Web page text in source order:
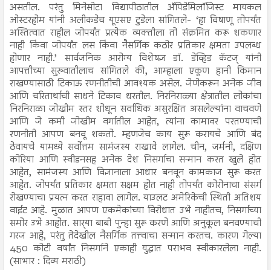
असतील. परंतु मिनेसोटा विद्यापीठातील अ‍ॅपिडेमिलॉजिस्ट मायकल
ओस्टरहोम यांनी अलीकडेच यूएसए टुडेला सांगितले- ‘हा विषाणू तोपर्यंत
अस्तित्वात राहील जोपर्यंत प्रत्येक व्यक्तीला तो संक्रमित करू शकणार
नाही किंवा जोपर्यंत लस किंवा नैसर्गिक कठोर प्रतिकार क्षमता उपलब्ध
होणार नाही.’ सार्वजनिक आरोग्य विशेषज्ञ डॉ. डेव्हिड कॅटज् यांनी
आपत्तीच्या सुरुवातीलाच सांगितले की, आम्हाला एकूण हानी किमान
राखण्यासाठी टिकाऊ रणनीतीची आवश्यक असेल. जेणेकरून अनेक जीव
आणि चरितार्थाची साधने टिकाव धरतील. निरनिराळ्या क्षेत्रातील लोकांचा
निरनिराळा जोखीम स्तर शोधून सर्वाधिक असुरक्षित असलेल्यांना वाचवणे
आणि जे कमी जोखीम वर्गातील आहेत, त्यांना कामावर परतण्याची
रणनीती आपण बनवू शकतो. म्हणजेच काय सुरू करायचे आणि बंद
ठेवायचे यामध्ये सर्वोत्तम सामंजस्य राखावे लागेल. चीन, जर्मनी, दक्षिण
कोरिया आणि स्वीडनसह अनेक देश निसर्गाचा सन्मान करत खुले होत
आहेत, सामंजस्य आणि विज्ञानाला आधार बनवून कामकाज सुरू करत
आहेत. जोपर्यंत प्रतिकार क्षमता सक्षम होत नाही तोपर्यंत कोरोनाचा संसर्ग
रोखण्याचा प्रयत्न करत राहावा लागेल. याउलट अमेरिकेची स्थिती अतिशय
वाईट आहे. मुळात आपण एकमेकांच्या विरोधात उभे नाहीतच, निसर्गाच्या
समोर उभे आहोत. सार्‍या बाबी पुन्हा सुरू करणे आणि अनुकूल बनवण्याची
गरज आहे, परंतु तेदेखील नैसर्गिक तत्त्वाचा सन्मान करतच. कारण गेल्या
450 कोटी वर्षांत निसर्गाने एकाही युद्धात पराभव स्वीकारलेला नाही.
(साभार : दिव्य मराठी)